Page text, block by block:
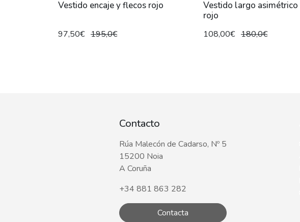
Vestido encaje y flecos rojo
97,50€ 195,0€
Vestido largo
rojo
108,00€ 180,0€
Contacto
Rúa Malecón de Cadarso, Nº 5
15200 Noia
A Coruña
+34 881 863 282
Contacta